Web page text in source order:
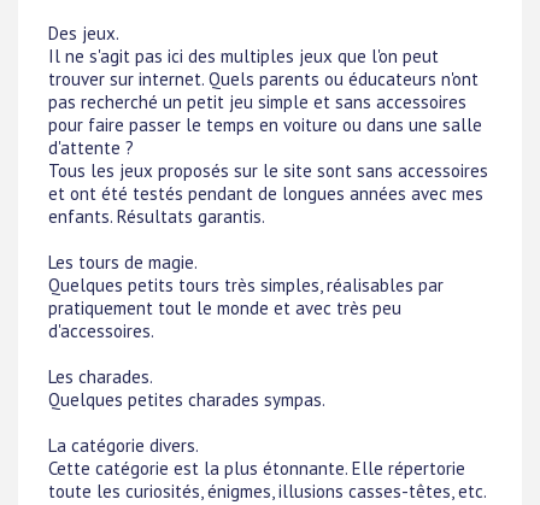
Des jeux.
Il ne s'agit pas ici des multiples jeux que l'on peut
trouver sur internet. Quels parents ou éducateurs n'ont
pas recherché un petit jeu simple et sans accessoires
pour faire passer le temps en voiture ou dans une salle
d'attente ?
Tous les jeux proposés sur le site sont sans accessoires
et ont été testés pendant de longues années avec mes
enfants. Résultats garantis.
Les tours de magie.
Quelques petits tours très simples, réalisables par
pratiquement tout le monde et avec très peu
d'accessoires.
Les charades.
Quelques petites charades sympas.
La catégorie divers.
Cette catégorie est la plus étonnante. Elle répertorie
toute les curiosités, énigmes, illusions casses-têtes, etc.